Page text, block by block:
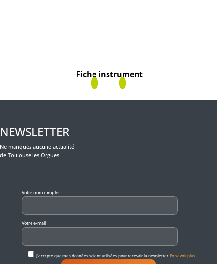
Fiche instrument
NEWSLETTER
Ne manquez aucune actualité
de Toulouse les Orgues
Votre nom complet
Votre e-mail
J'accepte que mes données soient utilisées pour recevoir la newsletter.En savoir plus